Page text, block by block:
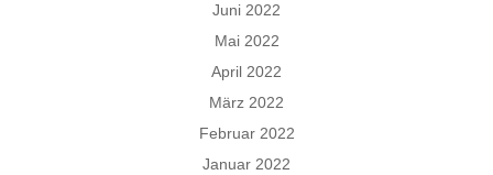
Juni 2022
Mai 2022
April 2022
März 2022
Februar 2022
Januar 2022